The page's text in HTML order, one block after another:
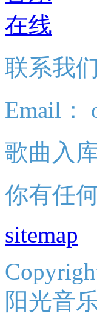
联系我们
Email：
歌曲入
你有任
sitemap
阳光音